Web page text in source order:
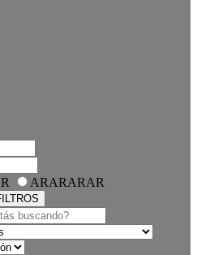
ARARARAR